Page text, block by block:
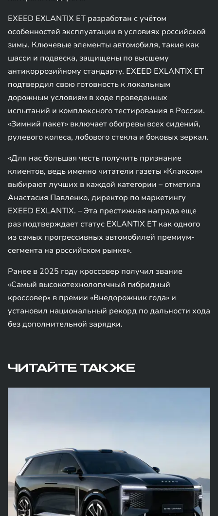
EXEED EXLANTIX ET разработан с учётом
особенностей эксплуатации в условиях российской
зимы. Ключевые элементы автомобиля, такие как
шасси и подвеска, защищены по высшему
антикоррозийному стандарту. EXEED EXLANTIX ET
подтвердил свою готовность к локальным
дорожным условиям в ходе проведенных
испытаний и комплексного тестирования в России.
«Зимний пакет» включает обогревы всех сидений,
рулевого колеса, лобового стекла и боковых зеркал.
«Для нас большая честь получить признание
клиентов, ведь именно читатели газеты «Клаксон»
выбирают лучших в каждой категории – отметила
Анастасия Павленко, директор по маркетингу
EXEED EXLANTIX. – Эта престижная награда еще
раз подтверждает статус EXLANTIX ET как одного
из самых прогрессивных автомобилей премиум-
сегмента на российском рынке».
Ранее в 2025 году кроссовер получил звание
«Самый высокотехнологичный гибридный
кроссовер» в премии «Внедорожник года» и
установил национальный рекорд по дальности хода
без дополнительной зарядки.
ЧИТАЙТЕ ТАКЖЕ